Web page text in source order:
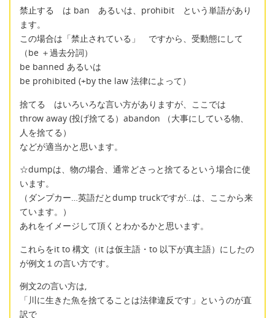
禁止する は ban あるいは、prohibit という単語があり
ます。
この場合は「禁止されている」 ですから、受動態にして
（be ＋過去分詞）
be banned あるいは
be prohibited (+by the law 法律によって）
捨てる はいろいろな言い方がありますが、ここでは
throw away (投げ捨てる）abandon （大事にしている物、
人を捨てる）
などが適当かと思います。
☆dumpは、物の場合、通常どさっと捨てるという場合に使
います。
（ダンプカー…英語だとdump truckですが…は、ここから来
ています。）
あれをイメージして頂くとわかるかと思います。
これらをit to 構文（it は仮主語・to 以下が真主語）にしたの
が例文１の言い方です。
例文2の言い方は,
「川に生きた魚を捨てることは法律違反です」というのが直
訳で